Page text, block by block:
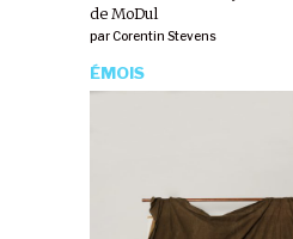
de MoDul
parCorentin Stevens
ÉMOIS